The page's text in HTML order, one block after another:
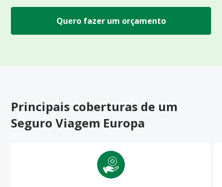
Quero fazer um orçamento
Principais coberturas de um
Seguro Viagem Europa